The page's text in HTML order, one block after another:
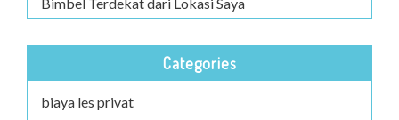
Categories
biaya les privat